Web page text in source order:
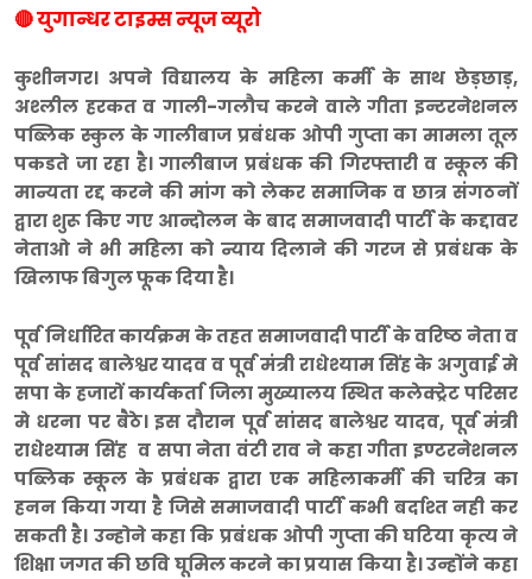
🔴 युगान्धर टाइम्स न्यूज व्यूरो
कुशीनगर। अपने विद्यालय के महिला कर्मी के साथ छेड़छाड़,
अश्लील हरकत व गाली-गलौच करने वाले गीता इन्टरनेशनल
पब्लिक स्कुल के गालीबाज प्रबंधक ओपी गुप्ता का मामला तूल
पकडते जा रहा है। गालीबाज प्रबंधक की गिरफ्तारी व स्कूल की
मान्यता रद्द करने की मांग को लेकर समाजिक व छात्र संगठनों
द्वारा शुरू किए गए आन्दोलन के बाद समाजवादी पार्टी के कद्दावर
नेताओ ने भी महिला को न्याय दिलाने की गरज से प्रबंधक के
खिलाफ बिगुल फूक दिया है।
पूर्व निर्धारित कार्यक्रम के तहत समाजवादी पार्टी के वरिष्ठ नेता व
पूर्व सांसद बालेश्वर यादव व पूर्व मंत्री राधेश्याम सिंह के अगुवाई मे
सपा के हजारों कार्यकर्ता जिला मुख्यालय स्थित कलेक्ट्रेट परिसर
मे धरना पर बैठे। इस दौरान पूर्व सांसद बालेश्वर यादव, पूर्व मंत्री
राधेश्याम सिंह व सपा नेता वंटी राव ने कहा गीता इण्टरनेशनल
पब्लिक स्कूल के प्रबंधक द्वारा एक महिलाकर्मी की चरित्र का
हनन किया गया है जिसे समाजवादी पार्टी कभी बर्दाश्त नही कर
सकती है। उन्होने कहा कि प्रबंधक ओपी गुप्ता की घटिया कृत्य ने
शिक्षा जगत की छवि घूमिल करने का प्रयास किया है। उन्होंने कहा